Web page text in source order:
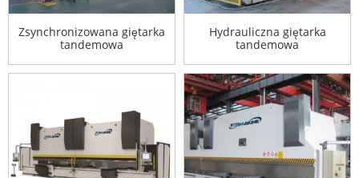
Zsynchronizowana giętarka
tandemowa
Hydrauliczna giętarka
tandemowa